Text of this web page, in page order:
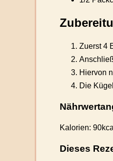
Zuerst 4
Hiervon
Die
Kalorien:90kcal
Dieses